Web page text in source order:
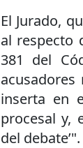
El Jurado,
al respecto
381 del
inserta en
procesal y,
del debate’".